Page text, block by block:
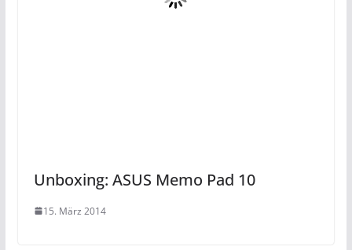
Unboxing: ASUS Memo Pad 10
15. März 2014